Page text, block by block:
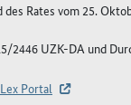
Rates vom 25.
UZK-DA und
Portal